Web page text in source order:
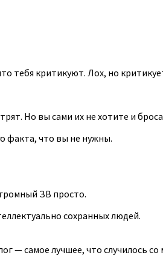
тебя критикуют. Лох, но
Но вы сами их не хотите и
факта, что вы не нужны.
ЗВ просто.
сохранных людей.
самое лучшее, что случилось со